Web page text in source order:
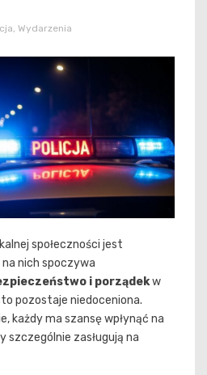
Wydarzenia
społeczności jest
na nich spoczywa
i porządekw
pozostaje niedoceniona.
każdy ma szansę wpłynąć na
zasługują na